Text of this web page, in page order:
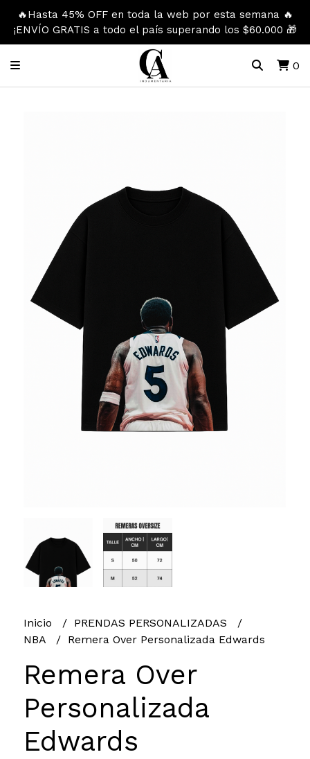
🔥Hasta 45% OFF en toda la web por esta semana 🔥
¡ENVÍO GRATIS a todo el país superando los $60.000 🎁
0
Inicio
PRENDAS PERSONALIZADAS
NBA
Remera Over Personalizada Edwards
Remera Over
Personalizada
Edwards